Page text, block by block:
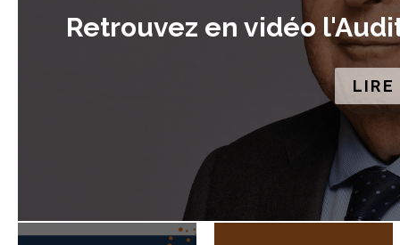
Retrouvez en vidéo